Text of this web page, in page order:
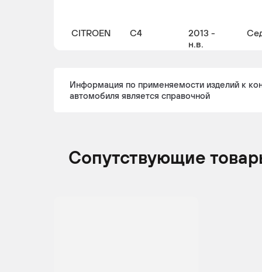
CITROEN C4
2013 -
н.в.
CITROEN C4
2009 -
Информация по применяемости изделий к
автомобиля является справочной
Сопутствующие